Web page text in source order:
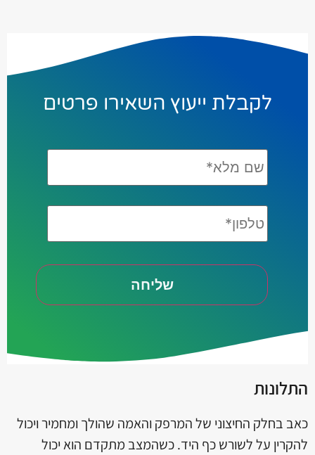
לקבלת ייעוץ השאירו פרטים
שם
מלא* *
טלפון*
התלונות
כאב בחלק החיצוני של המרפק והאמה שהולך ומחמיר ויכול
להקרין על לשורש כף היד. כשהמצב מתקדם הוא יכול